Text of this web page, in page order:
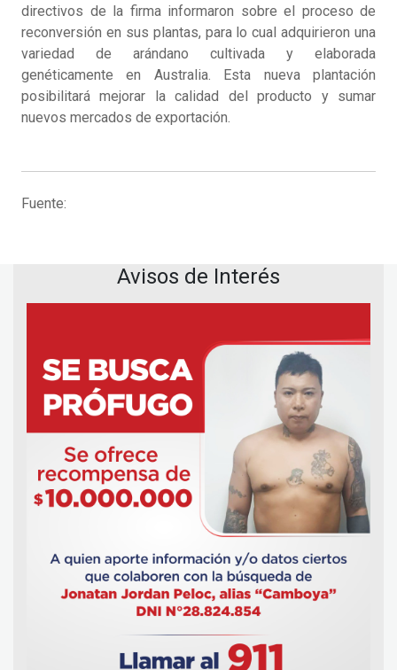
directivos de la firma informaron sobre el proceso de
reconversión en sus plantas, para lo cual adquirieron una
variedad de arándano cultivada y elaborada
genéticamente en Australia. Esta nueva plantación
posibilitará mejorar la calidad del producto y sumar
nuevos mercados de exportación.
Fuente:
Avisos de Interés